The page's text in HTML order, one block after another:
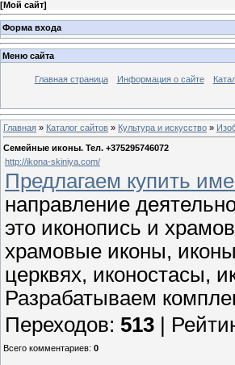
[Мой сайт]
Форма входа
Меню сайта
Главная страница Информация о сайте
Главная » Каталог сайтов » Культура и искусство »
Семейные иконы. Тел. +375295746072
http://ikona-skiniya.com/
Предлагаем купить
направление
это иконопись и
храмовые иконы,
церквях, иконостасы,
Разрабатываем
Переходов: 513 |
Всего комментариев: 0